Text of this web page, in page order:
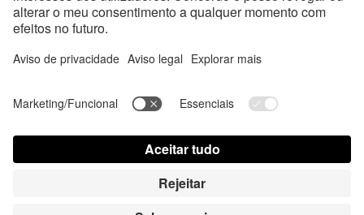
comerciais da Google LLC.
Contact us today Configurações de cookies